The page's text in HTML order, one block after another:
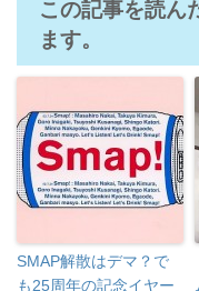
この記事を読ん
ます。
SMAP解散はデマ？で
も25周年の記念イヤー